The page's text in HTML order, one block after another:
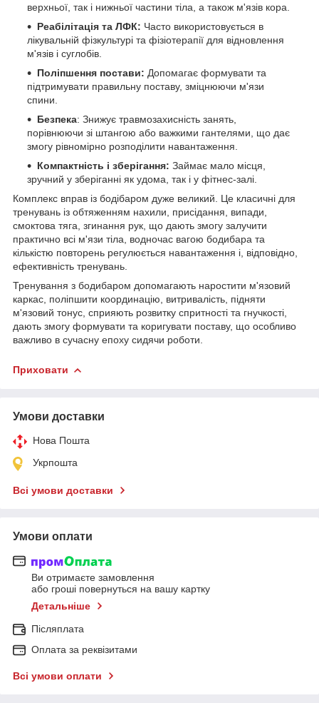
верхньої, так і нижньої частини тіла, а також м'язів кора.
Реабілітація та ЛФК: Часто використовується в
лікувальній фізкультурі та фізіотерапії для відновлення
м'язів і суглобів.
Поліпшення постави: Допомагає формувати та
підтримувати правильну поставу, зміцнюючи м'язи
спини.
Безпека: Знижує травмозахисність занять,
порівнюючи зі штангою або важкими гантелями, що дає
змогу рівномірно розподілити навантаження.
Компактність і зберігання: Займає мало місця,
зручний у зберіганні як удома, так і у фітнес-залі.
Комплекс вправ із бодібаром дуже великий. Це класичні для
тренувань із обтяженням нахили, присідання, випади,
смоктова тяга, згинання рук, що дають змогу залучити
практично всі м'язи тіла, водночас вагою бодибара та
кількістю повторень регулюється навантаження і, відповідно,
ефективність тренувань.
Тренування з бодибаром допомагають наростити м'язовий
каркас, поліпшити координацію, витривалість, підняти
м'язовий тонус, сприяють розвитку спритності та гнучкості,
дають змогу формувати та коригувати поставу, що особливо
важливо в сучасну епоху сидячи роботи.
Приховати
Умови доставки
Нова Пошта
Укрпошта
Всі умови доставки
Умови оплати
Ви отримаєте замовлення
або гроші повернуться на вашу картку
Детальніше
Післяплата
Оплата за реквізитами
Всі умови оплати